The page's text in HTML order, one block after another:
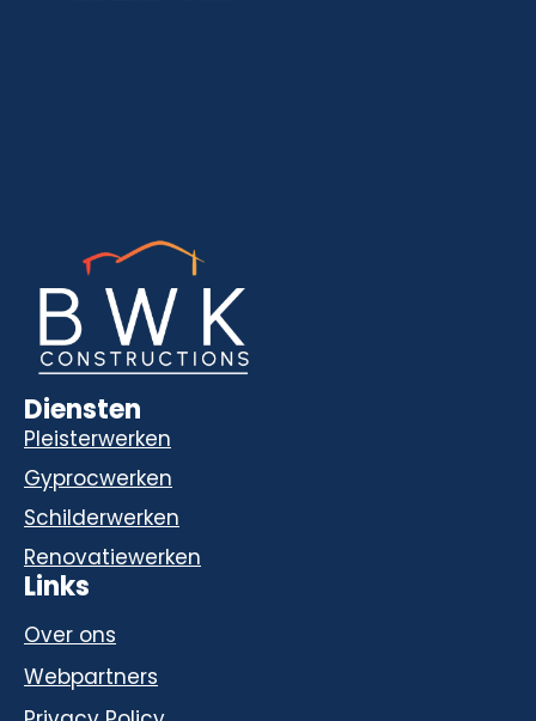
Diensten
Pleisterwerken
Gyprocwerken
Schilderwerken
Renovatiewerken
Links
Over ons
Webpartners